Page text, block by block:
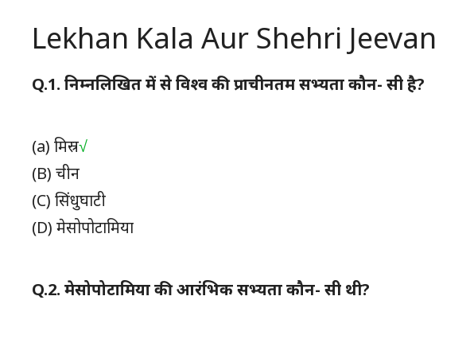
Lekhan Kala Aur Shehri Jeevan
Q.1. निम्नलिखित में से विश्व की प्राचीनतम सभ्यता कौन- सी है?
(a) मिस्र√
(B) चीन
(C) सिंधुघाटी
(D) मेसोपोटामिया
Q.2. मेसोपोटामिया की आरंभिक सभ्यता कौन- सी थी?